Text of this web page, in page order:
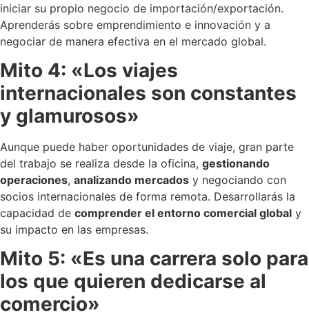
iniciar su propio negocio de importación/exportación.
Aprenderás sobre emprendimiento e innovación y a
negociar de manera efectiva en el mercado global.
Mito 4: «Los viajes
internacionales son constantes
y glamurosos»
Aunque puede haber oportunidades de viaje, gran parte
del trabajo se realiza desde la oficina, gestionando
operaciones, analizando mercados y negociando con
socios internacionales de forma remota. Desarrollarás la
capacidad de comprender el entorno comercial global y
su impacto en las empresas.
Mito 5: «Es una carrera solo para
los que quieren dedicarse al
comercio»